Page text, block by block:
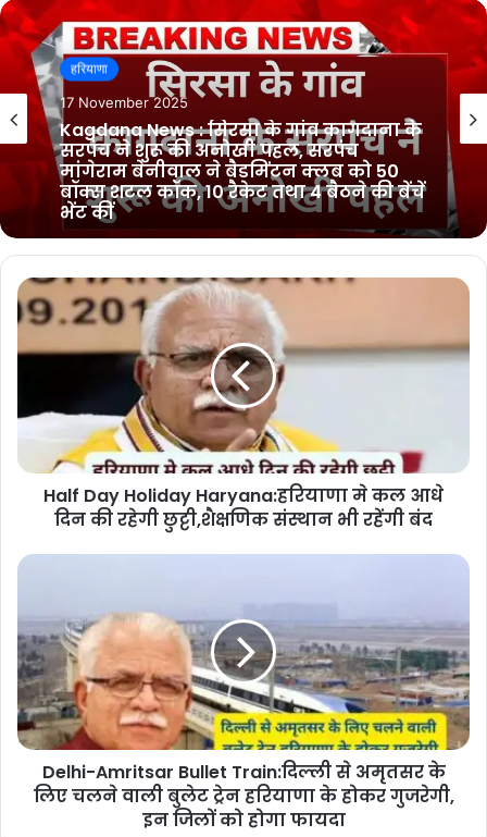
हरियाणा
17 November 2025
Kagdana News : सिरसा के गांव कागदाना के
सरपंच ने शुरू की अनोखी पहल, सरपंच
मांगेराम बेनीवाल ने बैडमिंटन क्लब को 50
बॉक्स शटल कॉक, 10 रैकेट तथा 4 बैठने की बेंचें
भेंट कीं
10 November 2025
Sirsa News : सिरसा के मिठनपुरा गाँव में हुई
अनोखी शादी, श्री हरि सिंह भाम्भू ने अपने बेटे
डॉ. आकाशदीप की बिना दहेज की शादी
Half Day Holiday Haryana:हरियाणा मे कल आधे
दिन की रहेगी छुट्टी,शैक्षणिक संस्थान भी रहेंगी बंद
Delhi-Amritsar Bullet Train:दिल्ली से अमृतसर के
लिए चलने वाली बुलेट ट्रेन हरियाणा के होकर गुजरेगी,
इन जिलों को होगा फायदा